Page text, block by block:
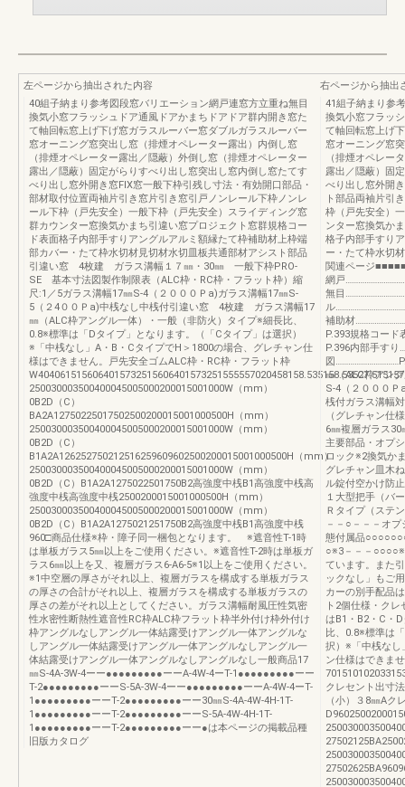
左ページから抽出された内容
40組子納まり参考図段窓バリエーション網戸連窓方立重ね無目
換気小窓フラッシュドア通風ドアかまちドアドア群内開き窓た
て軸回転窓上げ下げ窓ガラスルーバー窓ダブルガラスルーバー
窓オーニング窓突出し窓（排煙オペレーター露出）内倒し窓
（排煙オペレーター露出／隠蔽）外倒し窓（排煙オペレーター
露出／隠蔽）固定がらりすべり出し窓突出し窓内倒し窓たてす
べり出し窓外開き窓FIX窓一般下枠引残し寸法・有効開口部品・
部材取付位置両袖片引き窓片引き窓引戸ノンレール下枠ノンレ
ール下枠（戸先安全）一般下枠（戸先安全）スライディング窓
群カウンター窓換気かまち引違い窓プロジェクト窓群規格コー
ド表面格子内部手すりアングルアルミ額縁たて枠補助材上枠端
部カバー・たて枠水切材見切材水切皿板共通部材アシスト部品
引違い窓 4枚建 ガラス溝幅１７㎜・30㎜ 一般下枠PRO-
SE 基本寸法図製作制限表（ALC枠・RC枠・フラット枠）縮
尺:1／5ガラス溝幅17㎜S-4（２０００Ｐa)ガラス溝幅17㎜S-
5（２4００Ｐa)中桟なし中桟付引違い窓 4枚建 ガラス溝幅17
㎜（ALC枠アングル一体）・一般（非防火）タイプ※細長比、
0.8※標準は「Dタイプ」となります。（「Cタイプ」は選択）
※「中桟なし」A・B・CタイプでH＞1800の場合、グレチャン仕
様はできません。戸先安全ゴムALC枠・RC枠・フラット枠
250030003500400045005000200015001000W（mm）
0B2D（C）
BA2A12750225017502500200015001000500H（mm）
250030003500400045005000200015001000W（mm）
0B2D（C）
B1A2A126252750212516259609602500200015001000500H（mm）
250030003500400045005000200015001000W（mm）
0B2D（C）B1A2A1275022501750B2高強度中桟B1高強度中桟高
強度中桟高強度中桟2500200015001000500H（mm）
250030003500400045005000200015001000W（mm）
0B2D（C）B1A2A1275021251750B2高強度中桟B1高強度中桟
960□商品仕様※枠・障子同一梱包となります。 ※遮音性T-1時
は単板ガラス5㎜以上をご使用ください。※遮音性T-2時は単板ガ
ラス6㎜以上を又、複層ガラス6-A6-5※1以上をご使用ください。
※1中空層の厚さがそれ以上、複層ガラスを構成する単板ガラス
の厚さの合計がそれ以上、複層ガラスを構成する単板ガラスの
厚さの差がそれ以上としてください。ガラス溝幅耐風圧性気密
性水密性断熱性遮音性RC枠ALC枠フラット枠半外付け枠外付け
枠アングルなしアングル一体結露受けアングル一体アングルな
しアングル一体結露受けアングル一体アングルなしアングル一
体結露受けアングル一体アングルなしアングルなし一般商品17
㎜S-4A-3W-4ーー●●●●●●●●●ーーA-4W-4ーT-1●●●●●●●●●ーー
T-2●●●●●●●●●ーーS-5A-3W-4ーー●●●●●●●●●ーーA-4W-4ーT-
1●●●●●●●●●ーーT-2●●●●●●●●●ーー30㎜S-4A-4W-4H-1T-
1●●●●●●●●●ーーT-2●●●●●●●●●ーーS-5A-4W-4H-1T-
1●●●●●●●●●ーーT-2●●●●●●●●●ーー●は本ページの掲載品種
旧版カタログ
右ページから抽出
41組子納まり参
換気小窓フラッ
て軸回転窓上げ
窓オーニング窓
（排煙オペレー
露出／隠蔽）固
べり出し窓外開
ト部品両袖片引
枠（戸先安全）
ンター窓換気か
格子内部手すり
ー・たて枠水切
関連ページ
網戸
無目
ル
補助材
P.393規格コー
P.396内部手す
図
㎜（ALC枠アン
S-4（２０００
桟付ガラス溝幅
（グレチャン仕
6㎜複層ガラス
主要部品・オプ
ロック※2換気か
グレチャン皿木
ル錠付空かけ防
１大型把手（バ
Ｒタイプ（ステ
－－○－－－オ
態付属品
○※3－－－
ています。また
ックなし」もご
カーの別手配品
ト2個仕様・ク
はB1・B2・C・
比、0.8※標準は
択）※「中桟なし
ン仕様はできま
クレセント出寸
（小）３8㎜Aク